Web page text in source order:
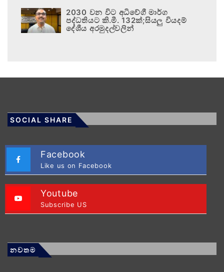
2030 වන විට අධිවේගී මාර්ග
පද්ධතියට කි.මී. 132ක්;සියලු වියදම්
දේශීය අරමුදල්වලින්
SOCIAL SHARE
Facebook
Like us on Facebook
Youtube
Subscribe US
නවතම